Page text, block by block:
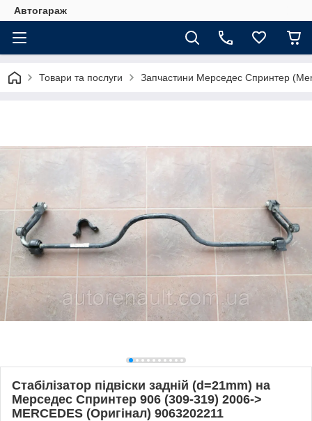
Автогараж
Товари та послуги Запчастини Мерседес Спринтер
Стабілізатор підвіски задній (d=21mm) на
Мерседес Спринтер 906 (309-319) 2006->
MERCEDES (Оригінал) 9063202211